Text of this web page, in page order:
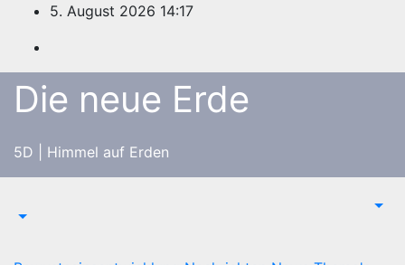
springen
5. August 2026 14:17
Die neue Erde
5D | Himmel auf Erden